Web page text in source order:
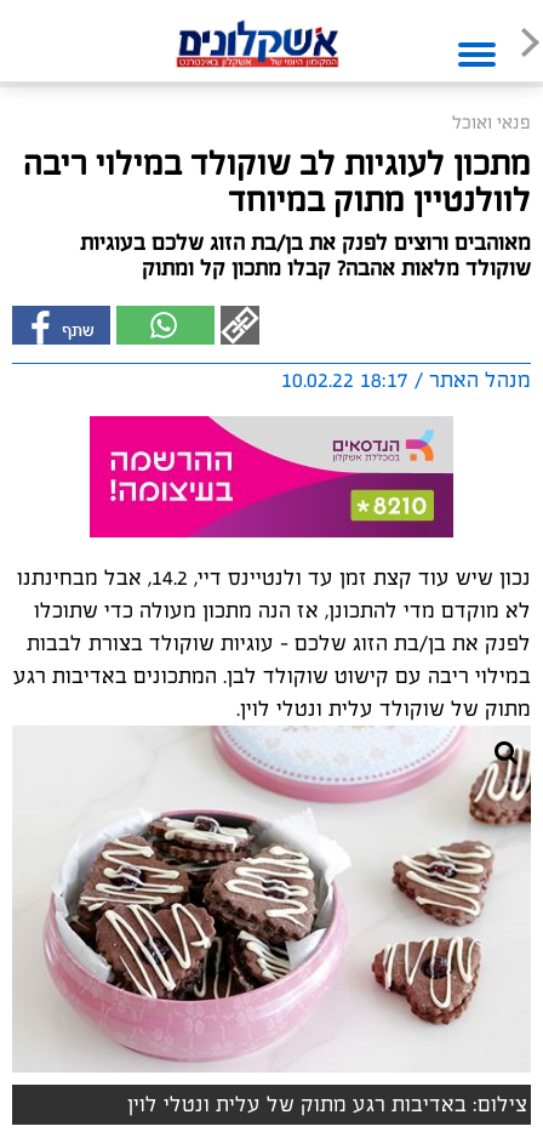
פנאי ואוכל
מתכון לעוגיות לב שוקולד במילוי ריבה
לוולנטיין מתוק במיוחד
מאוהבים ורוצים לפנק את בן/בת הזוג שלכם בעוגיות
שוקולד מלאות אהבה? קבלו מתכון קל ומתוק
מנהל האתר / 18:17 10.02.22
נכון שיש עוד קצת זמן עד ולנטיינס דיי, 14.2, אבל מבחינתנו
לא מוקדם מדי להתכונן, אז הנה מתכון מעולה כדי שתוכלו
לפנק את בן/בת הזוג שלכם - עוגיות שוקולד בצורת לבבות
במילוי ריבה עם קישוט שוקולד לבן. המתכונים באדיבות רגע
מתוק של שוקולד עלית ונטלי לוין.
צילום: באדיבות רגע מתוק של עלית ונטלי לוין